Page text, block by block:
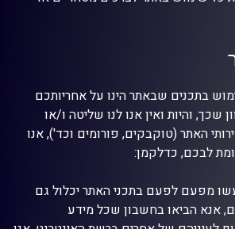
בתכנים שבאתר הינו על אחריותכם
שכך, והיות ואין אנו לנו שליטה ו/או
האתר (טוקבקים, פורומים וכד'), אנו
לבכם, כדלקמן:
מפעם לפעם בתכני האתר יכלול גם
אנא הביאו בחשבון שכל מידע